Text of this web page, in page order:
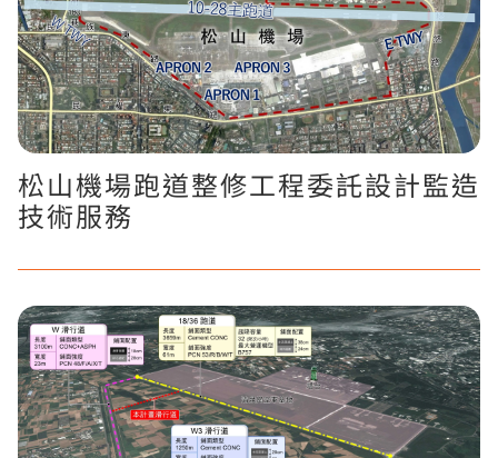
松山機場跑道整修工程委託設計監造
技術服務